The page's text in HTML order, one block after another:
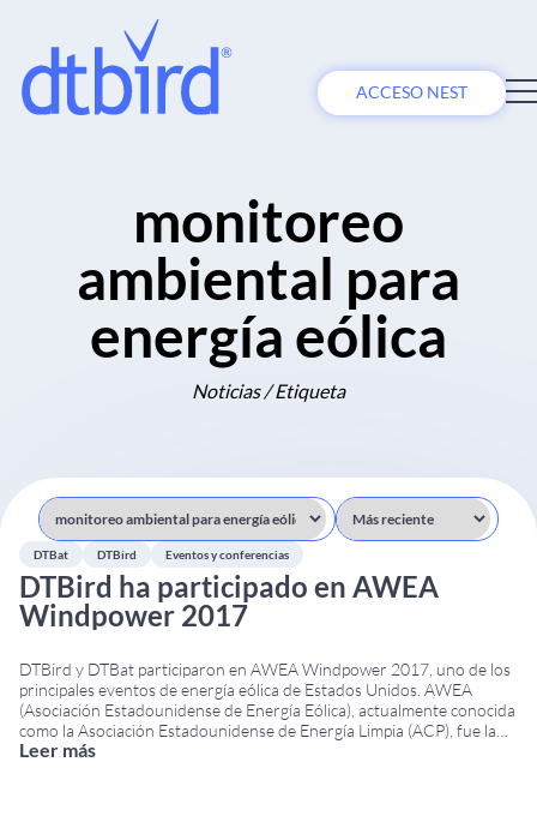
ACCESO NEST
monitoreo
ambiental para
energía eólica
Noticias / Etiqueta
DTBat DTBird Eventos y conferencias
DTBird ha participado en AWEA
Windpower 2017
DTBird y DTBat participaron en AWEA Windpower 2017, uno de los
principales eventos de energía eólica de Estados Unidos. AWEA
(Asociación Estadounidense de Energía Eólica), actualmente conocida
como la Asociación Estadounidense de Energía Limpia (ACP), fue la
organizadora del evento. La conferencia se celebró del 22 al 25 de
Leer más